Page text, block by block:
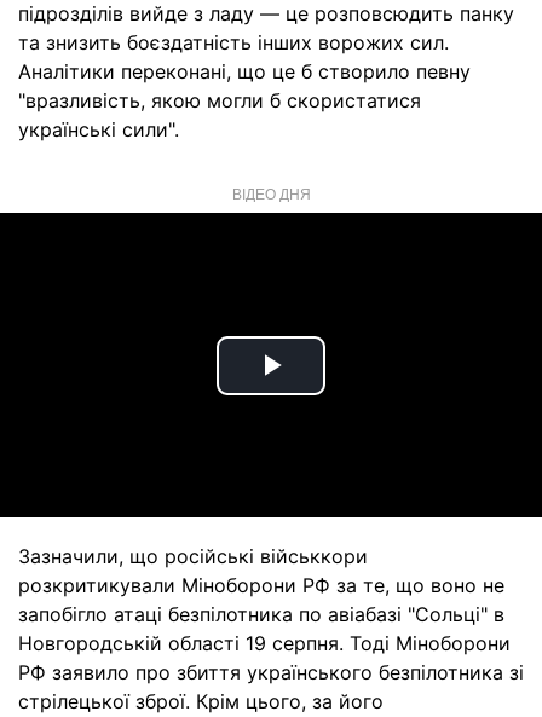
підрозділів вийде з ладу — це розповсюдить панку
та знизить боєздатність інших ворожих сил.
Аналітики переконані, що це б створило певну
"вразливість, якою могли б скористатися
українські сили".
ВІДЕО ДНЯ
Play
Зазначили, що російські військкори
розкритикували Міноборони РФ за те, що воно не
запобігло атаці безпілотника по авіабазі "Сольці" в
Новгородській області 19 серпня. Тоді Міноборони
РФ заявило про збиття українського безпілотника зі
стрілецької зброї. Крім цього, за його